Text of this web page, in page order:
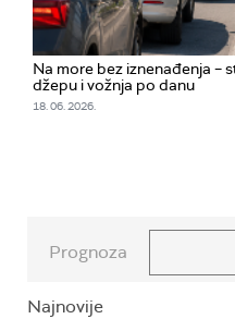
Na more bez iznenađenja –
džepu i vožnja po danu
18. 06. 2026.
Prognoza
Najnovije